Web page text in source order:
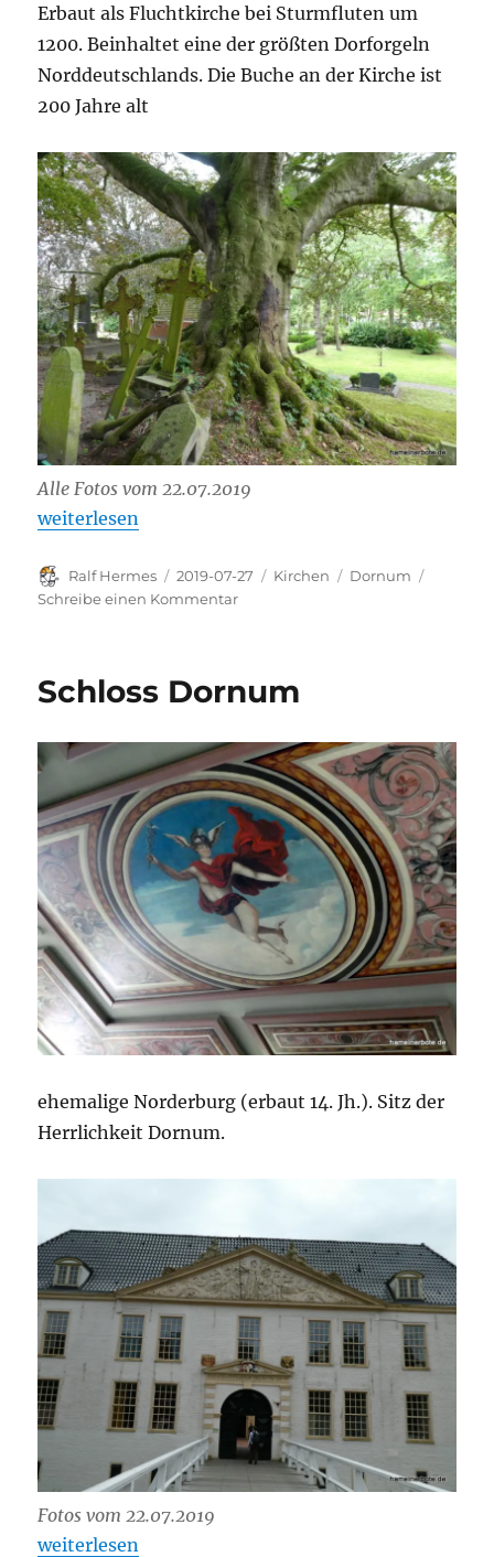
Erbaut als Fluchtkirche bei Sturmfluten um
1200. Beinhaltet eine der größten Dorforgeln
Norddeutschlands. Die Buche an der Kirche ist
200 Jahre alt
Alle Fotos vom 22.07.2019
„St. Bartholomäus – Dornum“
weiterlesen
Autor
Ralf Hermes
Veröffentlicht
am
2019-07-27 Kategorien
Kirchen Schlagwörter
Dornum
Schreibe einen Kommentarzu
Dornum
Schloss Dornum
ehemalige Norderburg (erbaut 14. Jh.). Sitz der
Herrlichkeit Dornum.
Fotos vom 22.07.2019
„Schloss Dornum“
weiterlesen